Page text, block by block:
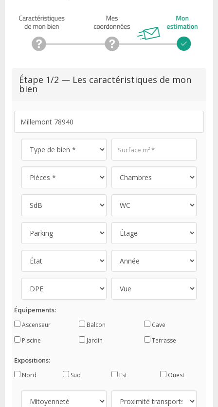
Étape 1/2 — Les caractéristiques de mon
bien
Équipements:
Ascenseur Balcon
Cave
Piscine
Jardin Terrasse
Expositions:
Nord Sud Est Ouest